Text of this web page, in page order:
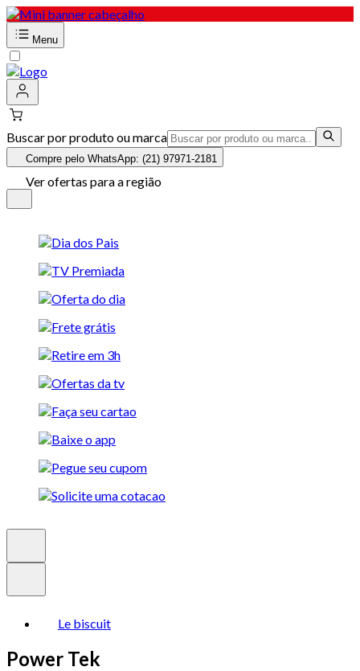
Menu
Buscar por produto ou marca
Compre pelo WhatsApp: (21) 97971-2181
Ver ofertas para a região
Le biscuit
Power Tek